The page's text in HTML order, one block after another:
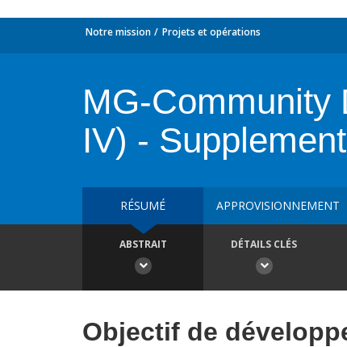
Notre mission Projets et opérations
MG-Community
IV) -
RÉSUMÉ APPROVISIONNEMENT
ABSTRAIT DÉTAILS CLÉS
Objectif de